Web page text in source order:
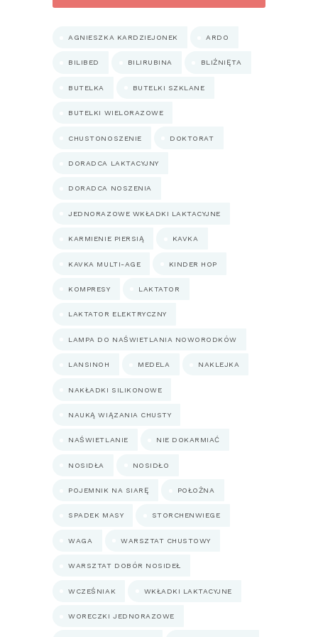
AGNIESZKA KARDZIEJONEK ARDO
BILIBED BILIRUBINA BLIŹNIĘTA
BUTELKA BUTELKI SZKLANE
BUTELKI WIELORAZOWE
CHUSTONOSZENIE DOKTORAT
DORADCA LAKTACYJNY
DORADCA NOSZENIA
JEDNORAZOWE WKŁADKI LAKTACYJNE
KARMIENIE PIERSIĄ KAVKA
KAVKA MULTI-AGE KINDER HOP
KOMPRESY LAKTATOR
LAKTATOR ELEKTRYCZNY
LAMPA DO NAŚWIETLANIA NOWORODKÓW
LANSINOH MEDELA NAKLEJKA
NAKŁADKI SILIKONOWE
NAUKĄ WIĄZANIA CHUSTY
NAŚWIETLANIE NIE DOKARMIAĆ
NOSIDŁA NOSIDŁO
POJEMNIK NA SIARĘ POŁOŻNA
SPADEK MASY STORCHENWIEGE
WAGA WARSZTAT CHUSTOWY
WARSZTAT DOBÓR NOSIDEŁ
WCZEŚNIAK WKŁADKI LAKTACYJNE
WORECZKI JEDNORAZOWE